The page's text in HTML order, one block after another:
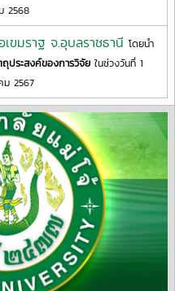
2568
เขมราฐ จ.อุบลราชธานี โดยนำ
ประสงค์ของการวิจัย ในช่วงวันที่ 1
2567